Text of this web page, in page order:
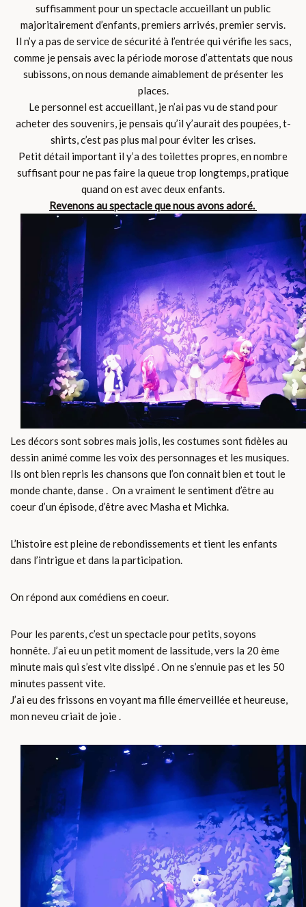
suffisamment pour un spectacle accueillant un public
majoritairement d’enfants, premiers arrivés, premier servis.
Il n’y a pas de service de sécurité à l’entrée qui vérifie les sacs,
comme je pensais avec la période morose d’attentats que nous
subissons, on nous demande aimablement de présenter les
places.
Le personnel est accueillant, je n’ai pas vu de stand pour
acheter des souvenirs, je pensais qu’il y’aurait des poupées, t-
shirts, c’est pas plus mal pour éviter les crises.
Petit détail important il y’a des toilettes propres, en nombre
suffisant pour ne pas faire la queue trop longtemps, pratique
quand on est avec deux enfants.
Revenons au spectacle que nous avons adoré.
Les décors sont sobres mais jolis, les costumes sont fidèles au
dessin animé comme les voix des personnages et les musiques.
Ils ont bien repris les chansons que l’on connait bien et tout le
monde chante, danse . On a vraiment le sentiment d’être au
coeur d’un épisode, d’être avec Masha et Michka.
L’histoire est pleine de rebondissements et tient les enfants
dans l’intrigue et dans la participation.
On répond aux comédiens en coeur.
Pour les parents, c’est un spectacle pour petits, soyons
honnête. J’ai eu un petit moment de lassitude, vers la 20 ème
minute mais qui s’est vite dissipé . On ne s’ennuie pas et les 50
minutes passent vite.
J’ai eu des frissons en voyant ma fille émerveillée et heureuse,
mon neveu criait de joie .